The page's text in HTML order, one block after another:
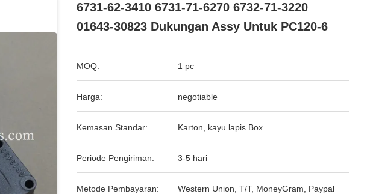
6731-62-3410 6731-71-6270 6732-71-3220
01643-30823 Dukungan Assy Untuk PC120-6
MOQ: 1 pc
Harga: negotiable
Kemasan Standar: Karton, kayu lapis Box
Periode Pengiriman: 3-5 hari
Metode Pembayaran: Western Union, T/T, MoneyGram, Paypal